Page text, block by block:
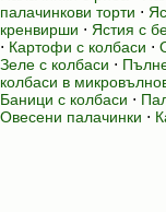
палачинкови торти ⋅
кренвирши ⋅ Ястия с
⋅ Картофи с колбаси ⋅
Зеле с колбаси ⋅
колбаси в
Баници с колбаси ⋅
Овесени палачинки ⋅